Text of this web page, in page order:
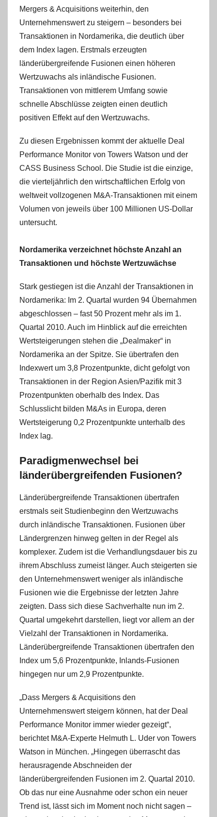
Mergers & Acquisitions weiterhin, den
Unternehmenswert zu steigern – besonders bei
Transaktionen in Nordamerika, die deutlich über
dem Index lagen. Erstmals erzeugten
länderübergreifende Fusionen einen höheren
Wertzuwachs als inländische Fusionen.
Transaktionen von mittlerem Umfang sowie
schnelle Abschlüsse zeigten einen deutlich
positiven Effekt auf den Wertzuwachs.
Zu diesen Ergebnissen kommt der aktuelle Deal
Performance Monitor von Towers Watson und der
CASS Business School. Die Studie ist die einzige,
die vierteljährlich den wirtschaftlichen Erfolg von
weltweit vollzogenen M&A-Transaktionen mit einem
Volumen von jeweils über 100 Millionen US-Dollar
untersucht.
Nordamerika verzeichnet höchste Anzahl an
Transaktionen und höchste Wertzuwächse
Stark gestiegen ist die Anzahl der Transaktionen in
Nordamerika: Im 2. Quartal wurden 94 Übernahmen
abgeschlossen – fast 50 Prozent mehr als im 1.
Quartal 2010. Auch im Hinblick auf die erreichten
Wertsteigerungen stehen die „Dealmaker“ in
Nordamerika an der Spitze. Sie übertrafen den
Indexwert um 3,8 Prozentpunkte, dicht gefolgt von
Transaktionen in der Region Asien/Pazifik mit 3
Prozentpunkten oberhalb des Index. Das
Schlusslicht bilden M&As in Europa, deren
Wertsteigerung 0,2 Prozentpunkte unterhalb des
Index lag.
Paradigmenwechsel bei
länderübergreifenden Fusionen?
Länderübergreifende Transaktionen übertrafen
erstmals seit Studienbeginn den Wertzuwachs
durch inländische Transaktionen. Fusionen über
Ländergrenzen hinweg gelten in der Regel als
komplexer. Zudem ist die Verhandlungsdauer bis zu
ihrem Abschluss zumeist länger. Auch steigerten sie
den Unternehmenswert weniger als inländische
Fusionen wie die Ergebnisse der letzten Jahre
zeigten. Dass sich diese Sachverhalte nun im 2.
Quartal umgekehrt darstellen, liegt vor allem an der
Vielzahl der Transaktionen in Nordamerika.
Länderübergreifende Transaktionen übertrafen den
Index um 5,6 Prozentpunkte, Inlands-Fusionen
hingegen nur um 2,9 Prozentpunkte.
„Dass Mergers & Acquisitions den
Unternehmenswert steigern können, hat der Deal
Performance Monitor immer wieder gezeigt“,
berichtet M&A-Experte Helmuth L. Uder von Towers
Watson in München. „Hingegen überrascht das
herausragende Abschneiden der
länderübergreifenden Fusionen im 2. Quartal 2010.
Ob das nur eine Ausnahme oder schon ein neuer
Trend ist, lässt sich im Moment noch nicht sagen –